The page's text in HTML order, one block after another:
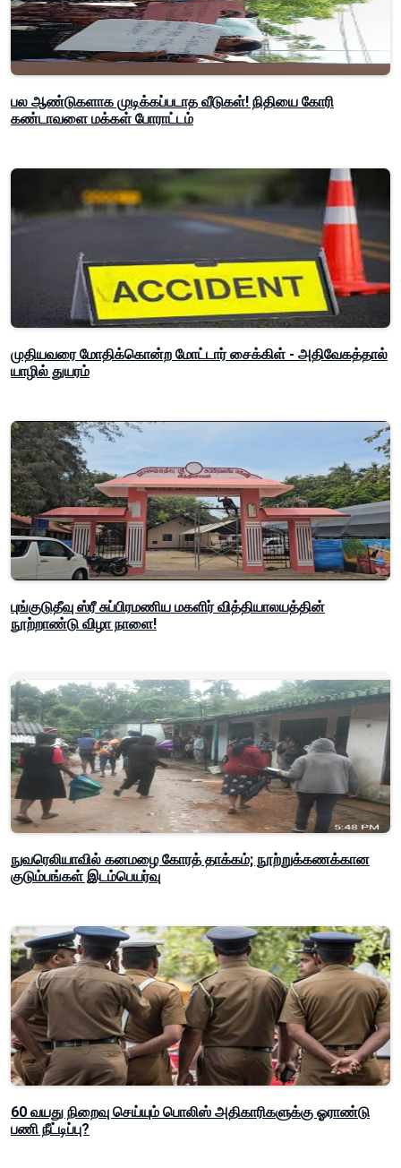
பல ஆண்டுகளாக முடிக்கப்படாத வீடுகள்! நிதியை கோரி
கண்டாவளை மக்கள் போராட்டம்
முதியவரை மோதிக்கொன்ற மோட்டார் சைக்கிள் - அதிவேகத்தால்
யாழில் துயரம்
புங்குடுதீவு ஸ்ரீ சுப்பிரமணிய மகளிர் வித்தியாலயத்தின்
நூற்றாண்டு விழா நாளை!
நுவரெலியாவில் கனமழை கோரத் தாக்கம்; நூற்றுக்கணக்கான
குடும்பங்கள் இடம்பெயர்வு
60 வயது நிறைவு செய்யும் பொலிஸ் அதிகாரிகளுக்கு ஓராண்டு
பணி நீட்டிப்பு?